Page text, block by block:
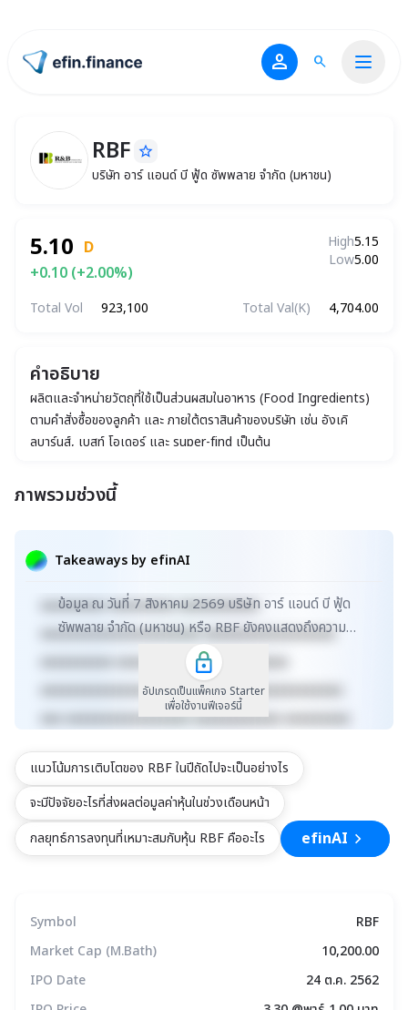
ไปหน้าแรก person search
RBFบริษัท อาร์ แอนด์ บี ฟู้ด ซัพพลาย จำกัด (มหาชน)
RBF star_border
บริษัท อาร์ แอนด์ บี ฟู้ด ซัพพลาย จำกัด (มหาชน)
5.10 D
+0.10 (+2.00%)
High5.15
Low5.00
Total Vol 923,100 Total Val(K) 4,704.00
คำอธิบาย
ผลิตและจำหน่ายวัตถุที่ใช้เป็นส่วนผสมในอาหาร (Food Ingredients)
ตามคำสั่งซื้อของลูกค้า และ ภายใต้ตราสินค้าของบริษัท เช่น อังเคิ
ลบาร์นส์, เบสท์ โอเดอร์ และ super-find เป็นต้น
ภาพรวมช่วงนี้
Takeaways by efinAI
xxxxx xxxxxxxxxxxxxxxxxxxxxxxxxxxxxx
xxxxxxxxxxxxxxxxxx xxxxxxxxxxxxxxx xxxxx
xxxxxxxxx xxxxxxxxx xxxxxxxxxxx
xxxxxxxxxxxxxxxxxxxxxx xxxxxxxxxxxxxxxxxx
xxxxxxxxxx xxxxxxxxxxxxx xxxxxxxxxx
xxxxxxxxxxxxxxxxxxxxxxxxxx xxxxxxxxxxxxxxx
xxx xxxxxxxxxxxxxxxxx xxxxxxxxxxxx xxxxxxxxx
xxxxxxxxxxx xxxxxxxx xxxxxxxxxxxxxxxxxxxxxxx
xxxxxxxxxxxxxxxxxxx xxxxx
xxxxxxxxxxxxxxxxxxxxxxxxxxxxxx
ข้อมูล ณ วันที่ 7 สิงหาคม 2569 บริษัท อาร์ แอนด์ บี ฟู้ด
ซัพพลาย จำกัด (มหาชน) หรือ RBF ยังคงแสดงถึงความ
มั่นคงในธุรกิจผลิตและจำหน่ายวัตถุดิบอาหาร โดยม...
อัปเกรดเป็นแพ็คเกจ Starter
เพื่อใช้งานฟีเจอร์นี้
แนวโน้มการเติบโตของ RBF ในปีถัดไปจะเป็นอย่างไร
จะมีปัจจัยอะไรที่ส่งผลต่อมูลค่าหุ้นในช่วงเดือนหน้า
กลยุทธ์การลงทุนที่เหมาะสมกับหุ้น RBF คืออะไร
efinAI
Symbol
RBF
Market Cap (M.Bath)
10,200.00
IPO Date
24 ต.ค. 2562